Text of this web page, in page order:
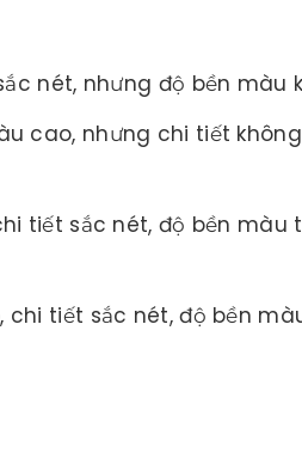
nét, nhưng độ bền màu
cao, nhưng chi tiết
tiết sắc nét, độ bền màu
tiết sắc nét, độ bền